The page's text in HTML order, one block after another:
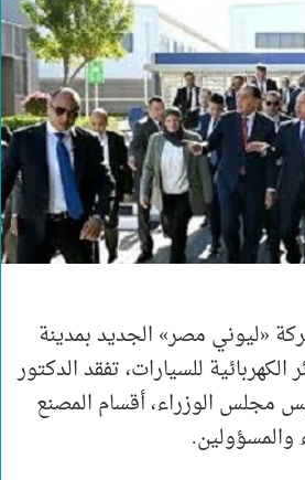
«ليوني مصر» الجديد بمدينة
الكهربائية للسيارات، تفقد الدكتور
مجلس الوزراء، أقسام المصنع
والمسؤولين.